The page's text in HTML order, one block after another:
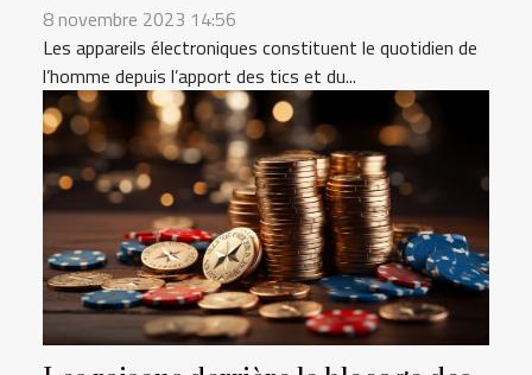
8 novembre 2023 14:56
Les appareils électroniques constituent le quotidien de
l’homme depuis l’apport des tics et du...